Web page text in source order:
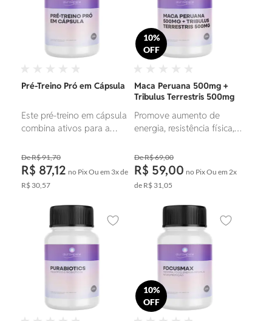
Pré-Treino Pró em Cápsula
Este pré-treino em cápsula
combina ativos para a
aumentar a força,
promover o fluxo
sanguíneo e otimizar o
foco durante os treinos,
favorecendo a
R$ 91,70
R$ 87,12 no PixOu em 3xde
R$ 30,57
10%
OFF
Maca Peruana 500mg +
Tribulus Terrestris 500mg
Promove aumento de
energia, resistência física,
suporte à saúde sexual e
reprodutiva.
R$ 69,00
R$ 59,00 no PixOu em 2x
de R$ 31,05
Adicionar aos favoritos
10%
OFF
Adicionar